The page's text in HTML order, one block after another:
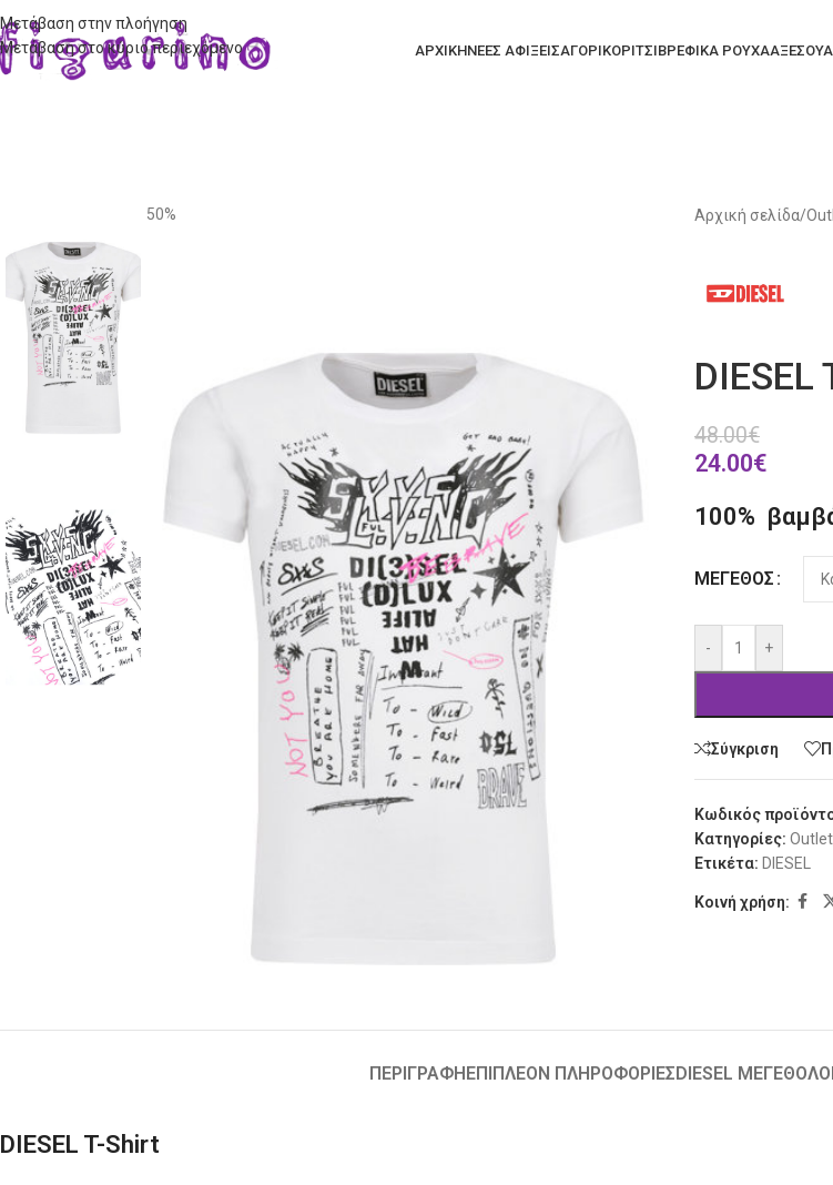
Μετάβαση στην πλοήγηση
Μετάβαση στο κύριο περιεχόμενο
ΑΡΧΙΚΗΝΕΕΣ ΑΦΙΞΕΙΣΑΓΟΡΙΚΟΡΙΤΣΙΒΡΕΦΙΚΑ ΡΟΥΧΑ
50% Αρχική σελίδα/
DIESEL
48.00€
24.00€
100%
ΜΈΓΕΘΟΣ
- +
Alternative:
Σύγκριση
Κωδικός
Κατηγορίες: Outlet
Ετικέτα: DIESEL
Κοινή χρήση:
ΠΕΡΙΓΡΑΦΉ ΕΠΙΠΛΈΟΝ ΠΛΗΡΟΦΟΡΊΕΣ DIESEL
DIESEL T-Shirt